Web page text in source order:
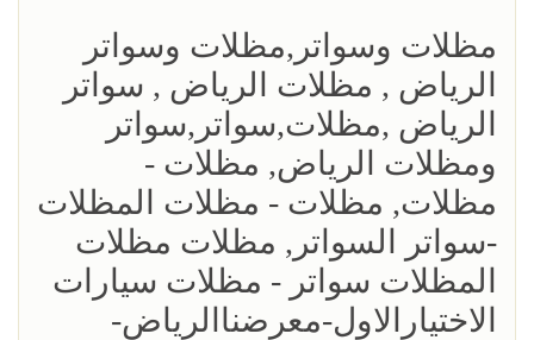
مظلات وسواتر,مظلات وسواتر
الرياض , مظلات الرياض , سواتر
الرياض ,مظلات,سواتر,سواتر
ومظلات الرياض, مظلات -
مظلات, مظلات - مظلات المظلات
-سواتر السواتر, مظلات مظلات
المظلات سواتر - مظلات سيارات
الاختيارالاول-معرضناالرياض-